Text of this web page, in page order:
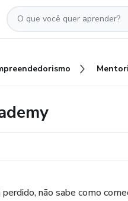
não sabe como